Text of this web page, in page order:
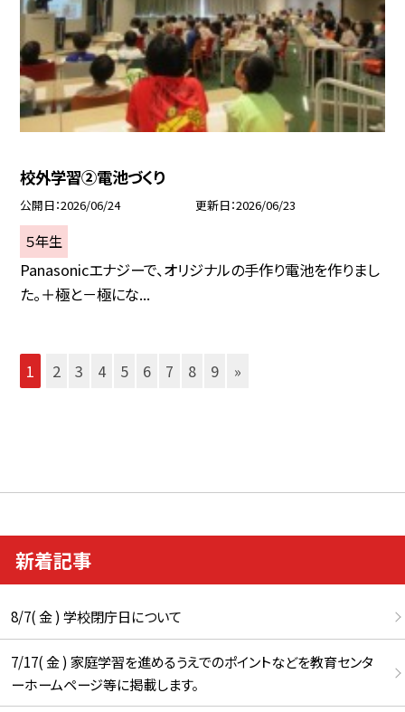
校外学習②電池づくり
公開日 2026/06/24 更新日 2026/06/23
５年生
Panasonicエナジーで、オリジナルの手作り電池を作りまし
た。＋極と－極にな...
1 2 3 4 5 6 7 8 9 »
新着記事
8/7( 金 ) 学校閉庁日について
7/17( 金 ) 家庭学習を進めるうえでのポイントなどを教育センタ
ーホームページ等に掲載します。